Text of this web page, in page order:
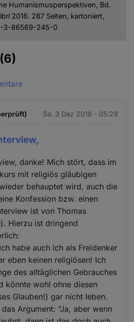
Humanismusperspektiven, Bd.
2016. 287 Seiten, kartoniert,
3-86569-245-0
(6)
Sa. 3 Dez 2016 - 05:29
danke! Mich stört, dass im
mit religiös gläubigen
behauptet wird, auch die
Konfession bzw. einen
ist von Thomas
Hierzu ist dringend
habe auch ich als Freidenker
eben keinen religiösen! Ich
des alltäglichen Gebrauches
könnte wohl ohne diesen
Glauben!) gar nicht leben.
Argument: "Ja, aber wenn